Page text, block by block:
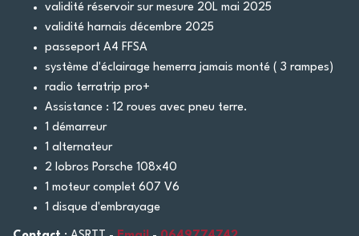
validité réservoir sur mesure 20L mai 2025
validité harnais décembre 2025
passeport A4 FFSA
système d'éclairage hemerra jamais monté ( 3 rampes)
radio terratrip pro+
Assistance : 12 roues avec pneu terre.
1 démarreur
1 alternateur
2 lobros Porsche 108x40
1 moteur complet 607 V6
1 disque d'embrayage